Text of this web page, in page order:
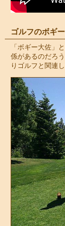
ゴルフのボギ
「 ボギー大佐 」
係があるのだろ
りゴルフと関連